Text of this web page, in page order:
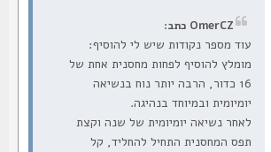
OmerCZ כתב:
עוד מספר נקודות שיש לי להוסיף:
מומלץ להוסיף לפחות מחסנית אחת של
16 כדור, הרבה יותר נוח בנשיאה
יומיומית ובמיוחד בנהיגה.
לאחר נשיאה יומיומית של שנה וקצת
תפס המחסנית התחיל להחליד, קל